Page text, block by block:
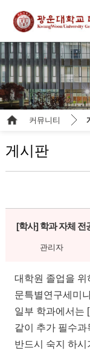
커뮤니티
게시판
[학사]학과 자체 전
관리자
대학원 졸업을
문특별연구세미
일부 학과에서는
같이 추가 필수과
반드시 숙지 하시